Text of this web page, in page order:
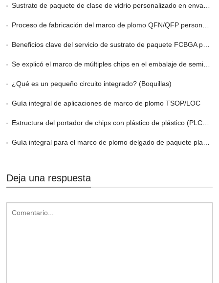
Sustrato de paquete de clase de vidrio personalizado en envases 2.5D y 3D
Proceso de fabricación del marco de plomo QFN/QFP personalizado
Beneficios clave del servicio de sustrato de paquete FCBGA personalizado en HPC
Se explicó el marco de múltiples chips en el embalaje de semiconductores
¿Qué es un pequeño circuito integrado? (Boquillas)
Guía integral de aplicaciones de marco de plomo TSOP/LOC
Estructura del portador de chips con plástico de plástico (PLCC) Marco de plomo
Guía integral para el marco de plomo delgado de paquete plano delgado
Deja una respuesta